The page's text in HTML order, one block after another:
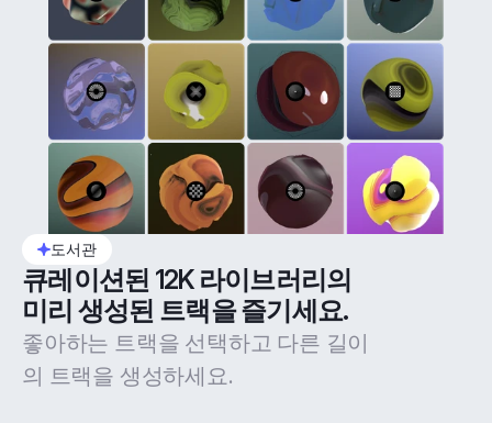
도서관
큐레이션된 12K 라이브러리의
미리 생성된 트랙을 즐기세요.
좋아하는 트랙을 선택하고 다른 길이
의 트랙을 생성하세요.